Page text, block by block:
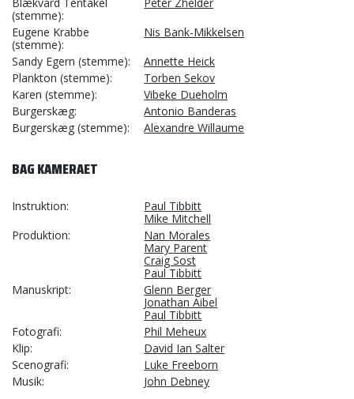
(stemme)
Eugene Krabbe
(stemme)
Nis Bank-Mikkelsen
Sandy Egern (stemme)
Annette Heick
Plankton (stemme)
Torben Sekov
Karen (stemme)
Vibeke Dueholm
Burgerskæg
Antonio Banderas
Burgerskæg (stemme)
Alexandre Willaume
BAG KAMERAET
Instruktion
Paul Tibbitt
Mike Mitchell
Produktion
Nan Morales
Mary Parent
Craig Sost
Paul Tibbitt
Manuskript
Glenn Berger
Jonathan Aibel
Paul Tibbitt
Fotografi
Phil Meheux
Klip
David Ian Salter
Scenografi
Luke Freeborn
Musik
John Debney